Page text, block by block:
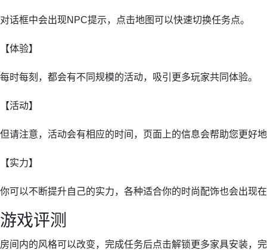
对话框中会出现NPC提示，点击地图可以快速切换任务点。
【体验】
每时每刻，都会有不同规模的活动，吸引更多玩家共同体验。
【活动】
但请注意，活动会有相应的时间，页面上的信息会帮助您更好
【实力】
你可以不断提升自己的实力，各种适合你的时尚配饰也会出现
游戏评测
房间内的风格可以改变，完成任务后点击解锁更多家具安装，